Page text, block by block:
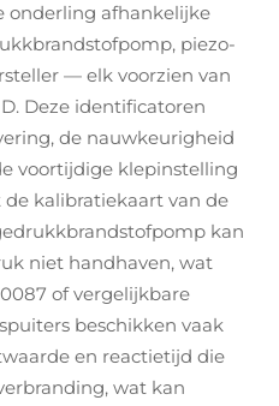
onderling afhankelijke
piezo-
— elk voorzien van
Deze identificatoren
de nauwkeurigheid
voortijdige klepinstelling
kalibratiekaart van de
kan
niet handhaven, wat
of vergelijkbare
beschikken vaak
en reactietijd die
wat kan